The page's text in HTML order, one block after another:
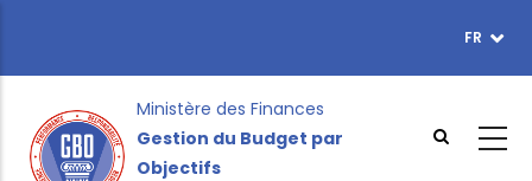
contenu
FR
Ministère des Finances
Gestion du Budget par
Objectifs